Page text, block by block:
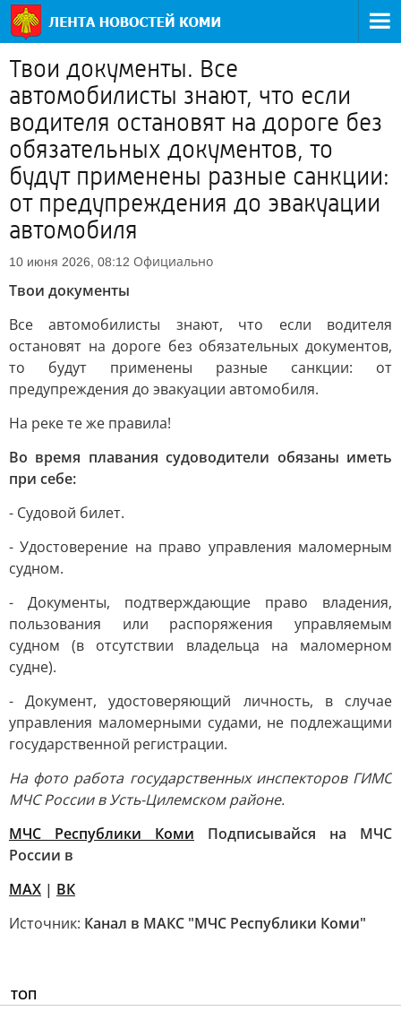
Твои документы. Все
автомобилисты знают, что если
водителя остановят на дороге без
обязательных документов, то
будут применены разные санкции:
от предупреждения до эвакуации
автомобиля
10 июня 2026, 08:12 Официально
Твои документы
Все автомобилисты знают, что если водителя
остановят на дороге без обязательных документов,
то будут применены разные санкции: от
предупреждения до эвакуации автомобиля.
На реке те же правила!
Во время плавания судоводители обязаны иметь
при себе:
- Судовой билет.
- Удостоверение на право управления маломерным
судном.
- Документы, подтверждающие право владения,
пользования или распоряжения управляемым
судном (в отсутствии владельца на маломерном
судне).
- Документ, удостоверяющий личность, в случае
управления маломерными судами, не подлежащими
государственной регистрации.
На фото работа государственных инспекторов ГИМС
МЧС России в Усть-Цилемском районе.
МЧС Республики Коми Подписывайся на МЧС
России в
MAX | ВК
Источник: Канал в МАКС "МЧС Республики Коми"
ТОП